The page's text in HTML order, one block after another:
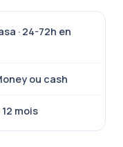
· 24-72h en
ou cash
mois